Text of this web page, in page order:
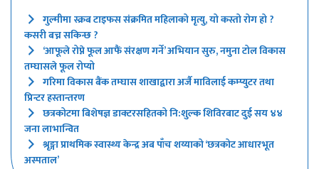
गुल्मीमा स्क्रब टाइफस संक्रमित महिलाको मृत्यु, यो कस्तो रोग हो ?
कसरी बच्न सकिन्छ ?
‘आफूले रोप्ने फूल आफैं संरक्षण गर्ने’ अभियान सुरु, नमुना टोल विकास
तम्घासले फूल रोप्यो
गरिमा विकास बैंक तम्घास शाखाद्वारा अर्जै माविलाई कम्प्युटर तथा
प्रिन्टर हस्तान्तरण
छत्रकोटमा बिशेषज्ञ डाक्टरसहितको नि:शुल्क शिविरबाट दुई सय ४४
जना लाभान्वित
श्रृङ्गा प्राथमिक स्वास्थ्य केन्द्र अब पाँच शय्याको ‘छत्रकोट आधारभूत
अस्पताल’